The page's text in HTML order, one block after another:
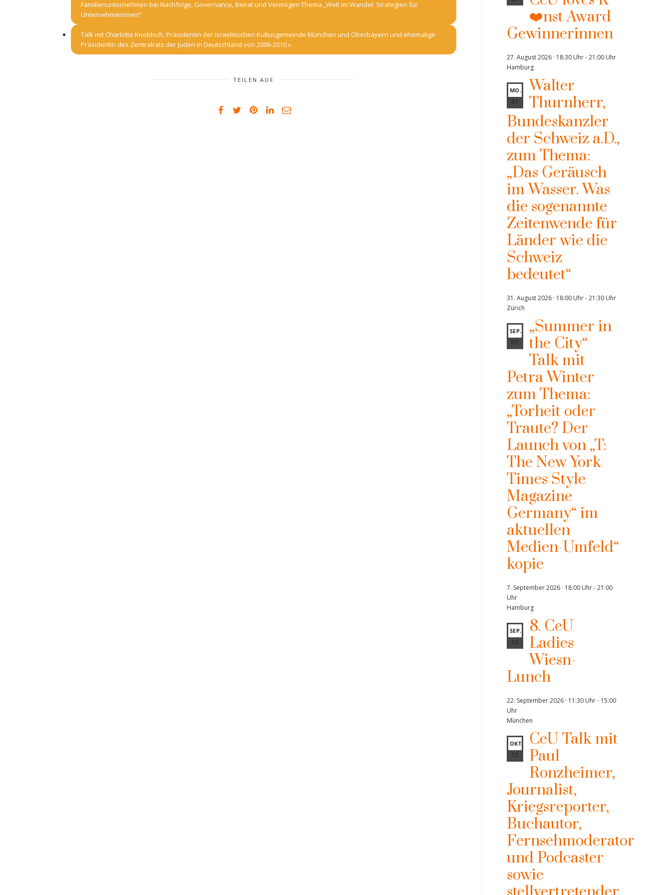
Familienunternehmen bei Nachfolge, Governance, Beirat und Vermögen Thema „Welt im Wandel: Strategien für
Unternehmerinnen“
Talk mit Charlotte Knobloch, Präsidentin der israelitischen Kultusgemeinde München und Oberbayern und ehemalige
Präsidentin des Zentralrats der Juden in Deutschland von 2006-2010»
TEILEN AUF
❤️nst Award
Gewinnerinnen
27. August 2026 · 18:30 Uhr-21:00 Uhr
Hamburg
MO.
31
Walter
Thurnherr,
Bundeskanzler
der Schweiz a.D.,
zum Thema:
„Das Geräusch
im Wasser. Was
die sogenannte
Zeitenwende für
Länder wie die
Schweiz
bedeutet“
31. August 2026 · 18:00 Uhr-21:30 Uhr
Zürich
SEP.
07
„Summer in
the City“
Talk mit
Petra Winter
zum Thema:
„Torheit oder
Traute? Der
Launch von „T:
The New York
Times Style
Magazine
Germany“ im
aktuellen
Medien-Umfeld“
kopie
7. September 2026 · 18:00 Uhr-21:00
Uhr
Hamburg
SEP.
22
8. CeU
Ladies
Wiesn-
Lunch
22. September 2026 · 11:30 Uhr- 15:00
Uhr
München
OKT.
13
CeU Talk mit
Paul
Ronzheimer,
Journalist,
Kriegsreporter,
Buchautor,
Fernsehmoderator
und Podcaster
sowie